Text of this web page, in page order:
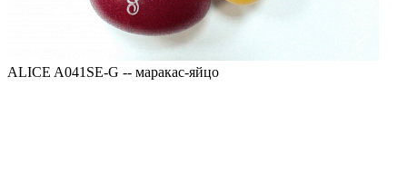
ALICE A041SE-G -- маракас-яйцо